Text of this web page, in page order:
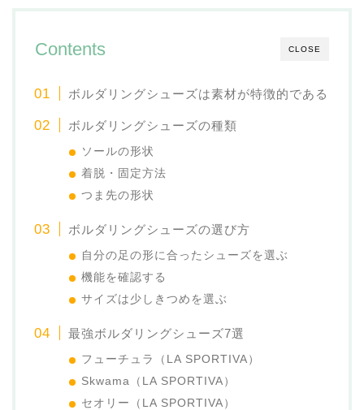
CLOSE
Contents
ボルダリングシューズは素材が特徴的である
ボルダリングシューズの種類
ソールの形状
着脱・固定方法
つま先の形状
ボルダリングシューズの選び方
自分の足の形に合ったシューズを選ぶ
機能を確認する
サイズは少しきつめを選ぶ
最強ボルダリングシューズ7選
フューチュラ（LA SPORTIVA）
Skwama（LA SPORTIVA）
セオリー（LA SPORTIVA）